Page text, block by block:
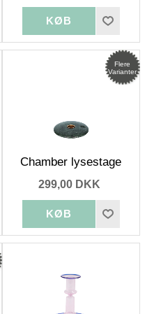
Flere
Varianter
Chamber lysestage
299,00 DKK